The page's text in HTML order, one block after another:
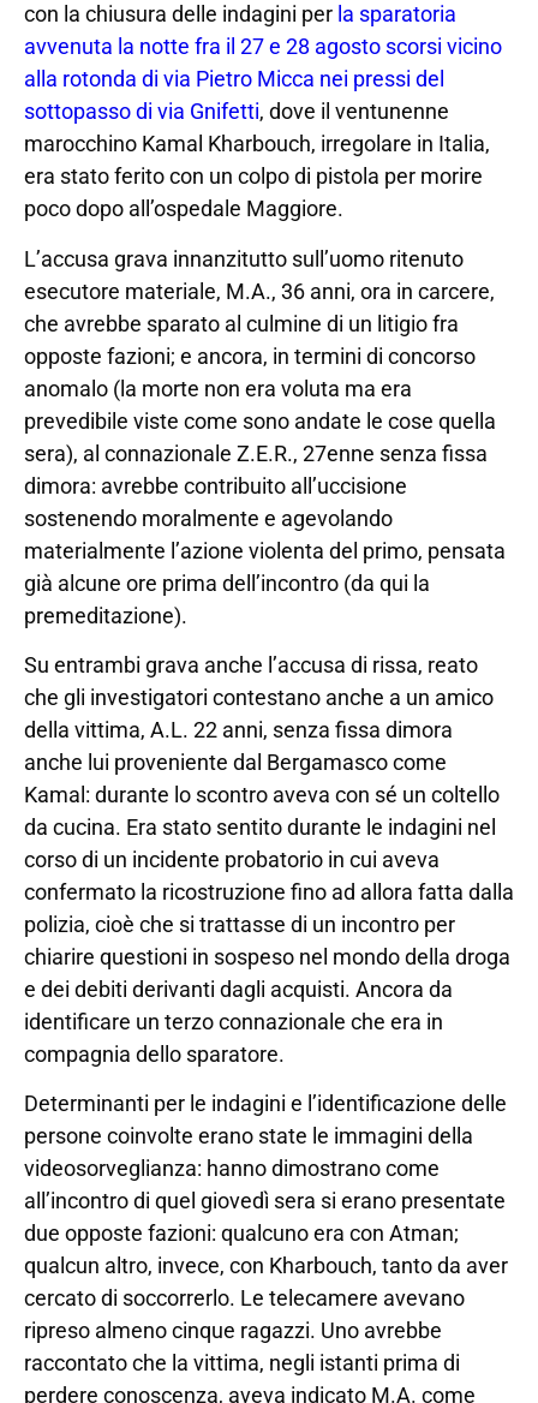
con la chiusura delle indagini per la sparatoria
avvenuta la notte fra il 27 e 28 agosto scorsi vicino
alla rotonda di via Pietro Micca nei pressi del
sottopasso di via Gnifetti, dove il ventunenne
marocchino Kamal Kharbouch, irregolare in Italia,
era stato ferito con un colpo di pistola per morire
poco dopo all’ospedale Maggiore.
L’accusa grava innanzitutto sull’uomo ritenuto
esecutore materiale, M.A., 36 anni, ora in carcere,
che avrebbe sparato al culmine di un litigio fra
opposte fazioni; e ancora, in termini di concorso
anomalo (la morte non era voluta ma era
prevedibile viste come sono andate le cose quella
sera), al connazionale Z.E.R., 27enne senza fissa
dimora: avrebbe contribuito all’uccisione
sostenendo moralmente e agevolando
materialmente l’azione violenta del primo, pensata
già alcune ore prima dell’incontro (da qui la
premeditazione).
Su entrambi grava anche l’accusa di rissa, reato
che gli investigatori contestano anche a un amico
della vittima, A.L. 22 anni, senza fissa dimora
anche lui proveniente dal Bergamasco come
Kamal: durante lo scontro aveva con sé un coltello
da cucina. Era stato sentito durante le indagini nel
corso di un incidente probatorio in cui aveva
confermato la ricostruzione fino ad allora fatta dalla
polizia, cioè che si trattasse di un incontro per
chiarire questioni in sospeso nel mondo della droga
e dei debiti derivanti dagli acquisti. Ancora da
identificare un terzo connazionale che era in
compagnia dello sparatore.
Determinanti per le indagini e l’identificazione delle
persone coinvolte erano state le immagini della
videosorveglianza: hanno dimostrano come
all’incontro di quel giovedì sera si erano presentate
due opposte fazioni: qualcuno era con Atman;
qualcun altro, invece, con Kharbouch, tanto da aver
cercato di soccorrerlo. Le telecamere avevano
ripreso almeno cinque ragazzi. Uno avrebbe
raccontato che la vittima, negli istanti prima di
perdere conoscenza, aveva indicato M.A. come